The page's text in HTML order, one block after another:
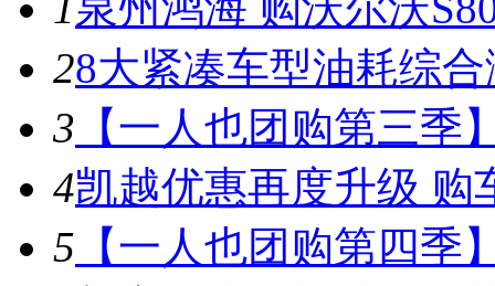
28大紧凑车型油耗综
3 【一人也团购第三季
4凯越优惠再度升级 购
5 【一人也团购第四季